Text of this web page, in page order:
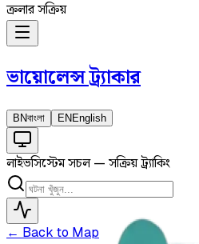
ক্রলার সক্রিয়
ভায়োলেন্সট্র্যাকার
BNবাংলা EN English
লাইভসিস্টেম সচল — সক্রিয় ট্র্যাকিং
← Back to Map